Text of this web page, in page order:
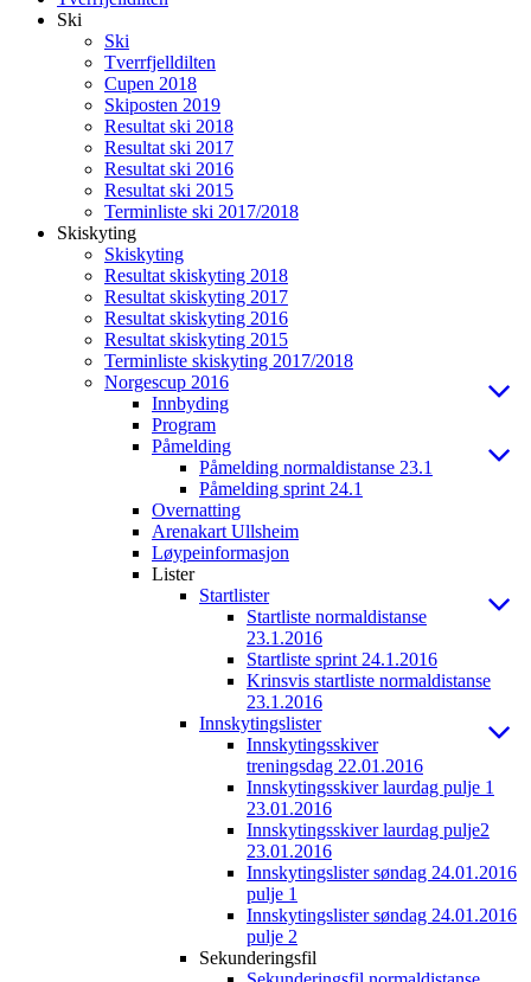
Ski
Ski
Tverrfjelldilten
Cupen 2018
Skiposten 2019
Resultat ski 2018
Resultat ski 2017
Resultat ski 2016
Resultat ski 2015
Terminliste ski 2017/2018
Skiskyting
Skiskyting
Resultat skiskyting 2018
Resultat skiskyting 2017
Resultat skiskyting 2016
Resultat skiskyting 2015
Terminliste skiskyting 2017/2018
Norgescup 2016
Innbyding
Program
Påmelding
Påmelding normaldistanse 23.1
Påmelding sprint 24.1
Overnatting
Arenakart Ullsheim
Løypeinformasjon
Lister
Startlister
Startliste normaldistanse
23.1.2016
Startliste sprint 24.1.2016
Krinsvis startliste normaldistanse
23.1.2016
Innskytingslister
Innskytingsskiver
treningsdag 22.01.2016
Innskytingsskiver laurdag pulje 1
23.01.2016
Innskytingsskiver laurdag pulje2
23.01.2016
Innskytingslister søndag 24.01.2016
pulje 1
Innskytingslister søndag 24.01.2016
pulje 2
Sekunderingsfil